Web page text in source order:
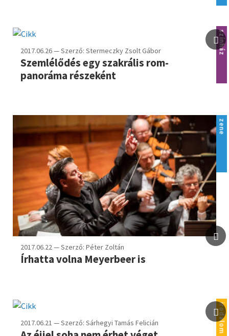
színház
2017.06.26 — Szerző: Stermeczky Zsolt Gábor
Szemlélődés egy szakrális rom-
panoráma részeként
zene
2017.06.22 — Szerző: Péter Zoltán
Írhatta volna Meyerbeer is
irodalom
2017.06.21 — Szerző: Sárhegyi Tamás Felicián